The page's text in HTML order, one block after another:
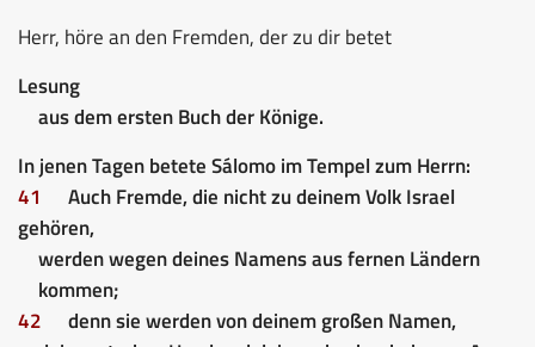
Herr, höre an den Fremden, der zu dir betet
Lesung
aus dem ersten Buch der Könige.
In jenen Tagen betete Sálomo im Tempel zum Herrn:
41
Auch Fremde, die nicht zu deinem Volk Israel
gehören,
werden wegen deines Namens aus fernen Ländern
kommen;
42
denn sie werden von deinem großen Namen,